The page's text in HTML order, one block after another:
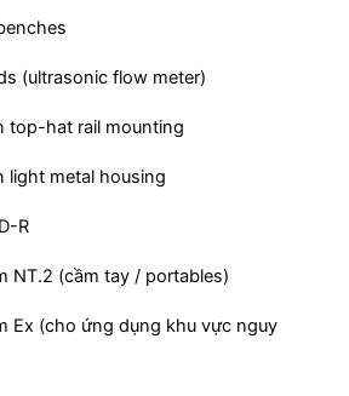
(ultrasonic flow meter)
top-hat rail mounting
light metal housing
R
NT.2 (cầm tay / portables)
Ex (cho ứng dụng khu vực nguy